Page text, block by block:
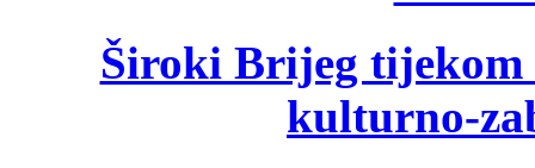
Široki Brijeg tijekom
kulturno-